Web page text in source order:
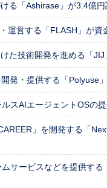
る「Ashirase」が3.4億円
運営する「FLASH」が資
た技術開発を進める「
発・提供する「Polyuse
スAIエージェントOSの
」を開発する「
サービスなどを提供す